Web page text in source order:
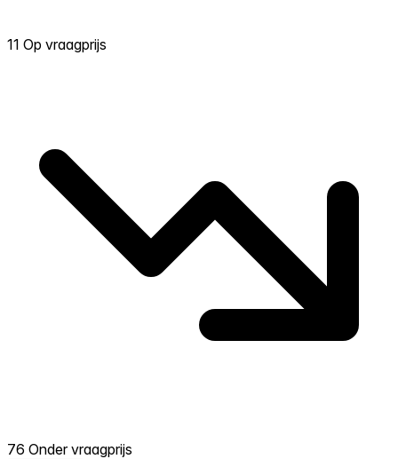
11 Op vraagprijs
76 Onder vraagprijs